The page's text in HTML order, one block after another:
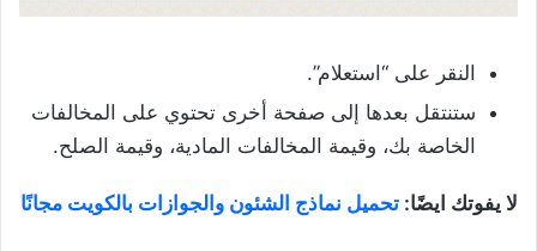
النقر على “استعلام”.
ستنتقل بعدها إلى صفحة أخرى تحتوي على المخالفات
الخاصة بك، وقيمة المخالفات المادية، وقيمة الصلح.
لا يفوتك ايضًا: تحميل نماذج الشئون والجوازات بالكويت مجانًا